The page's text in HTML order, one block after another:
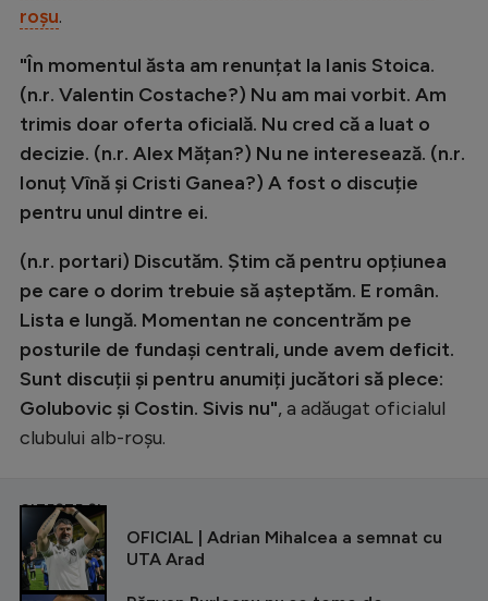
roșu.
"În momentul ăsta am renunțat la Ianis Stoica.
(n.r. Valentin Costache?) Nu am mai vorbit. Am
trimis doar oferta oficială. Nu cred că a luat o
decizie. (n.r. Alex Mățan?) Nu ne interesează. (n.r.
Ionuț Vînă și Cristi Ganea?) A fost o discuție
pentru unul dintre ei.
(n.r. portari) Discutăm. Știm că pentru opțiunea
pe care o dorim trebuie să așteptăm. E român.
Lista e lungă. Momentan ne concentrăm pe
posturile de fundași centrali, unde avem deficit.
Sunt discuții și pentru anumiți jucători să plece:
Golubovic și Costin. Sivis nu", a adăugat oficialul
clubului alb-roșu.
CITEȘTE ȘI
OFICIAL | Adrian Mihalcea a semnat cu
UTA Arad